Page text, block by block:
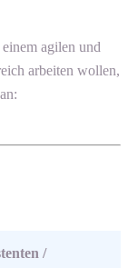
agilen und
arbeiten wollen,
/